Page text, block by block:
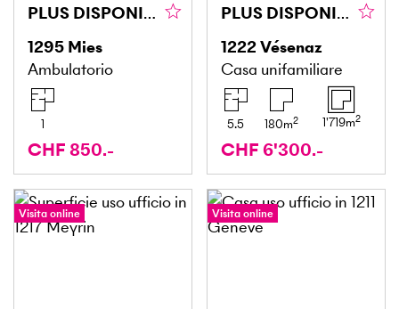
PLUS DISPONIBLE !
1295 Mies
Ambulatorio
1
CHF 850.-
PLUS DISPONIBLE
1222Vésenaz
Casa unifamiliare
5.5 180m2 1'719m2
CHF 6'300.-
Visita online Visita online